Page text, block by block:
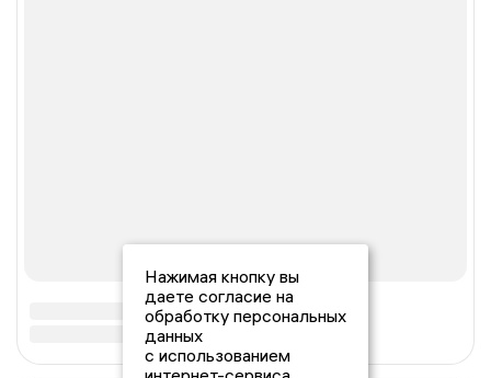
Нажимая кнопку вы
даете согласие на
обработку персональных
данных
с использованием